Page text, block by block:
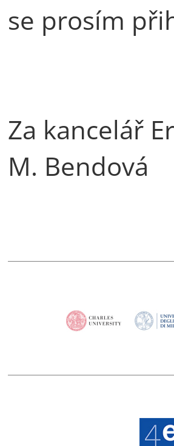
se prosím
Za kancelář
M. Bendová